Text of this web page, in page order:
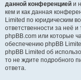
данной конференцией и
кем и как данная
Limited по юридическим
ответственности за неё и
phpBB.com или которые
обеспечению phpBB
phpBB Limited об
то не ждите подробного
ответа.